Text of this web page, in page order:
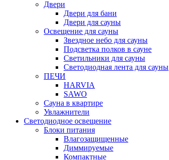
Двери
Двери для бани
Двери для сауны
Освещение для сауны
Звездное небо для сауны
Подсветка полков в сауне
Светильники для сауны
Светодиодная лента для сауны
ПЕЧИ
HARVIA
SAWO
Сауна в квартире
Увлажнители
Светодиодное освещение
Блоки питания
Влагозащищенные
Диммируемые
Компактные